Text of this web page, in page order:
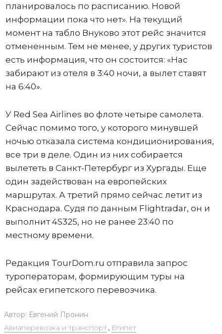
планировалось по расписанию. Новой
информации пока что нет». На текущий
момент на табло Внуково этот рейс значится
отмененным. Тем не менее, у других туристов
есть информация, что он состоится: «Нас
забирают из отеля в 3:40 ночи, а вылет ставят
на 6:40».
У Red Sea Airlines во флоте четыре самолета.
Сейчас помимо того, у которого минувшей
ночью отказала система кондиционирования,
все три в деле. Один из них собирается
вылететь в Санкт-Петербург из Хургады. Еще
один задействован на европейских
маршрутах. А третий прямо сейчас летит из
Краснодара. Судя по данным Flightradar, он и
выполнит 4S325, но не ранее 23:40 по
местному времени.
Редакция TourDom.ru отправила запрос
туроператорам, формирующим туры на
рейсах египетского перевозчика.
Автор: Евгений Пронин
Авиаперевозка и транспорт, Египет